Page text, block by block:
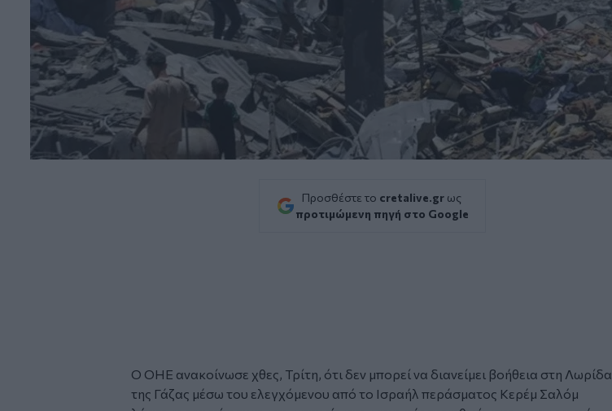
Προσθέστε το cretalive.gr ως
προτιμώμενη πηγή στο Google
Ο ΟΗΕ ανακοίνωσε χθες, Τρίτη, ότι δεν μπορεί να διανείμει βοήθεια στη Λωρίδα
της Γάζας μέσω του ελεγχόμενου από το Ισραήλ περάσματος Κερέμ Σαλόμ